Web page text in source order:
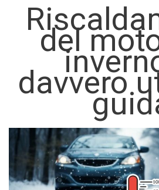
SERVIZI
CORSI PATENTE
CORSI PROFESSIONALI
PERCHÉ SCEGLIERCI
CONTATTI
del
davvero